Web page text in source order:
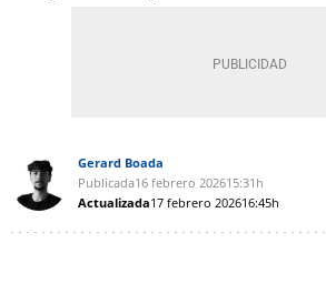
Gerard Boada
Publicada16 febrero 202615:31h
Actualizada17 febrero 202616:45h